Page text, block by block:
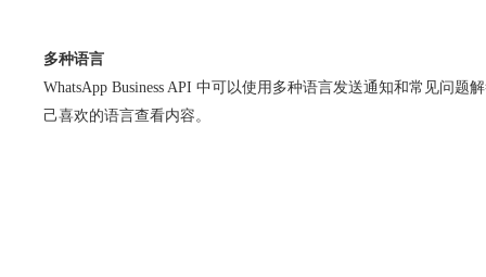
多种语言
WhatsApp Business API 中可以使用多种语言发送通知和常见问题
己喜欢的语言查看内容。